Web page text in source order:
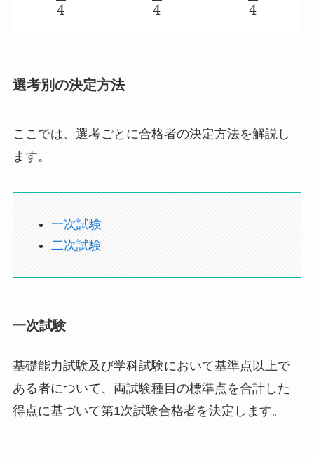
4
4
4
選考別の決定方法
ここでは、選考ごとに合格者の決定方法を解説し
ます。
一次試験
二次試験
一次試験
基礎能力試験及び学科試験において基準点以上で
ある者について、両試験種目の標準点を合計した
得点に基づいて第1次試験合格者を決定します。